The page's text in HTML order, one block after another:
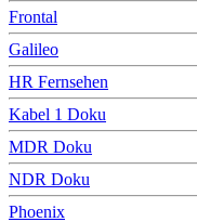
Frontal
Galileo
HR Fernsehen
Kabel 1 Doku
MDR Doku
NDR Doku
Phoenix